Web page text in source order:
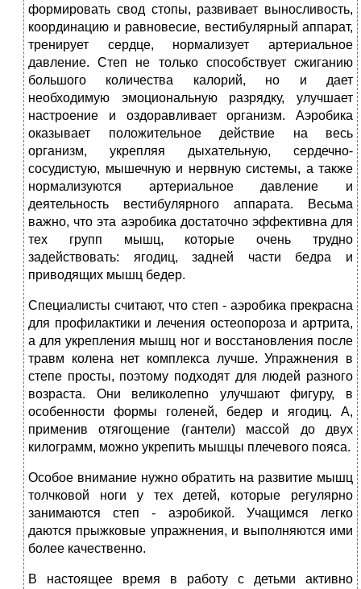
формировать свод стопы, развивает выносливость,
координацию и равновесие, вестибулярный аппарат,
тренирует сердце, нормализует артериальное
давление. Степ не только способствует сжиганию
большого количества калорий, но и дает
необходимую эмоциональную разрядку, улучшает
настроение и оздоравливает организм. Аэробика
оказывает положительное действие на весь
организм, укрепляя дыхательную, сердечно-
сосудистую, мышечную и нервную системы, а также
нормализуются артериальное давление и
деятельность вестибулярного аппарата. Весьма
важно, что эта аэробика достаточно эффективна для
тех групп мышц, которые очень трудно
задействовать: ягодиц, задней части бедра и
приводящих мышц бедер.
Специалисты считают, что степ - аэробика прекрасна
для профилактики и лечения остеопороза и артрита,
а для укрепления мышц ног и восстановления после
травм колена нет комплекса лучше. Упражнения в
степе просты, поэтому подходят для людей разного
возраста. Они великолепно улучшают фигуру, в
особенности формы голеней, бедер и ягодиц. А,
применив отягощение (гантели) массой до двух
килограмм, можно укрепить мышцы плечевого пояса.
Особое внимание нужно обратить на развитие мышц
толчковой ноги у тех детей, которые регулярно
занимаются степ - аэробикой. Учащимся легко
даются прыжковые упражнения, и выполняются ими
более качественно.
В настоящее время в работу с детьми активно